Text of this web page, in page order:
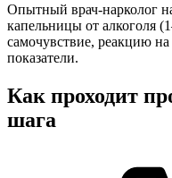
Опытный врач-нарколог
капельницы от алкоголя
самочувствие, реакцию
показатели.
Как проходит
шага